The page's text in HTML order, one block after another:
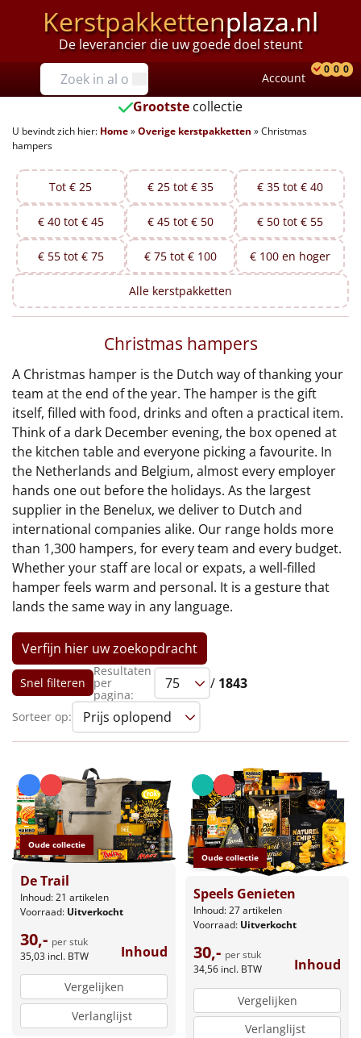
Kerstpakkettenplaza.nl
De leverancier die uw goede doel steunt
Prijzen
Tot €25
€25 tot €35
€35 tot €40
€40 tot €45
€45 tot €50
€50 tot €55
€75 tot €100
€100 en hoger
Alle kerstpakketten 2026
Thema
Origineel
Rituals
Luxe
Mannen
Vrouwen
Duurzaam
Leuke
Goedkope
Uniek
Alle thema's
Artikel
Hitster NIEUW
Pizzarette
Account
0 0 0
Grootste collectie
U bevindt zich hier: Home»Overige kerstpakketten »Christmas
hampers
Tot € 25 € 25 tot € 35 € 35 tot € 40
€ 40 tot € 45 € 45 tot € 50 € 50 tot € 55
€ 55 tot € 75 € 75 tot € 100 € 100 en hoger
Alle kerstpakketten
Christmas hampers
A Christmas hamper is the Dutch way of thanking your
team at the end of the year. The hamper is the gift
itself, filled with food, drinks and often a practical item.
Think of a dark December evening, the box opened at
the kitchen table and everyone picking a favourite. In
the Netherlands and Belgium, almost every employer
hands one out before the holidays. As the largest
supplier in the Benelux, we deliver to Dutch and
international companies alike. Our range holds more
than 1,300 hampers, for every team and every budget.
Whether your staff are local or expats, a well-filled
hamper feels warm and personal. It is a gesture that
lands the same way in any language.
Verfijn hier uw zoekopdracht
Snel filteren
Resultaten
per
pagina:
/ 1843
Sorteer op:
Oude collectie
De Trail
Inhoud: 21 artikelen
Voorraad: Uitverkocht
30,- per stuk
35,03 incl. BTW Inhoud
Vergelijken
Verlanglijst
Oude collectie
Speels Genieten
Inhoud: 27 artikelen
Voorraad: Uitverkocht
30,- per stuk
34,56 incl. BTW Inhoud
Vergelijken
Verlanglijst